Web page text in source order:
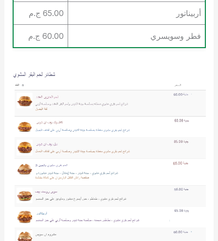
أربيناتور 65.00 ج.م
فطر وسويسري 60.00 ج.م